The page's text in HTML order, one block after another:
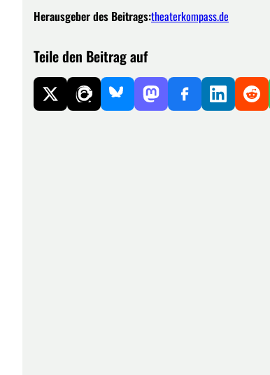
Herausgeber des Beitrags:theaterkompass.de
Teile den Beitrag auf